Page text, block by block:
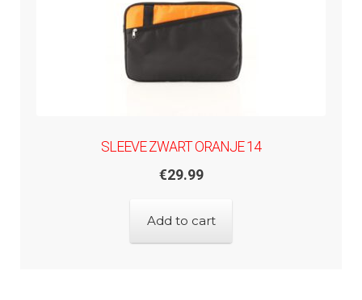
SLEEVE ZWART ORANJE 14
€29.99
Add to cart